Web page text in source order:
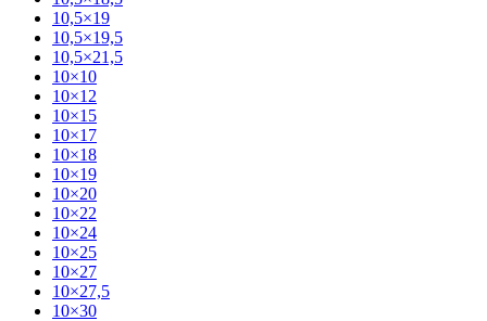
10,5×19
10,5×19,5
10,5×21,5
10×10
10×12
10×15
10×17
10×18
10×19
10×20
10×22
10×24
10×25
10×27
10×27,5
10×30